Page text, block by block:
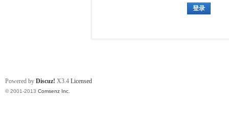
登录
Powered by Discuz! X3.4 Licensed
© 2001-2013 Comsenz Inc.